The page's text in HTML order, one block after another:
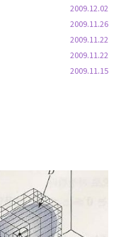
2009.12.02
2009.11.26
2009.11.22
2009.11.22
2009.11.15